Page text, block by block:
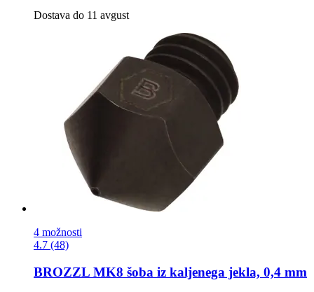
Dostava do 11 avgust
4 možnosti
4.7 (48)
BROZZL MK8 šoba iz kaljenega jekla, 0,4 mm